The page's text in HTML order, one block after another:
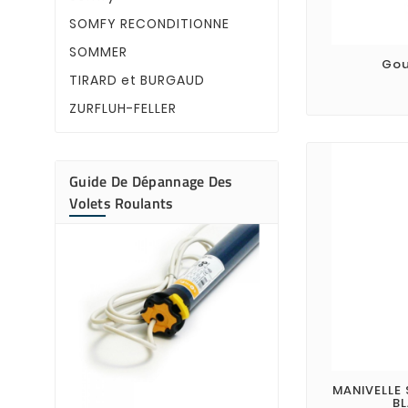
SOMFY RECONDITIONNE
SOMMER
TIRARD et BURGAUD
ZURFLUH-FELLER
Guide De Dépannage Des
Volets Roulants
bourdonnement
tablier ne
Découvrez les
plus fréquentes
panne, les ...